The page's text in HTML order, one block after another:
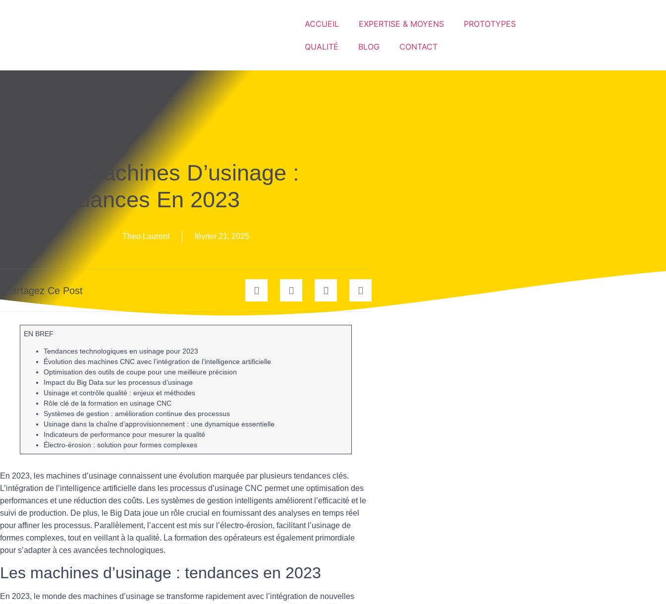
ACCUEIL EXPERTISE & MOYENS PROTOTYPES
QUALITÉ BLOG CONTACT
Les Machines D’usinage :
Tendances En 2023
Theo Laurent février 21, 2025
Partagez Ce Post
EN BREF
Tendances technologiques en usinage pour 2023
Évolution des machines CNC avec l’intégration de l’intelligence artificielle
Optimisation des outils de coupe pour une meilleure précision
Impact du Big Data sur les processus d’usinage
Usinage et contrôle qualité : enjeux et méthodes
Rôle clé de la formation en usinage CNC
Systèmes de gestion : amélioration continue des processus
Usinage dans la chaîne d’approvisionnement : une dynamique essentielle
Indicateurs de performance pour mesurer la qualité
Électro-érosion : solution pour formes complexes
En 2023, les machines d’usinage connaissent une évolution marquée par plusieurs tendances clés.
L’intégration de l’intelligence artificielle dans les processus d’usinage CNC permet une optimisation des
performances et une réduction des coûts. Les systèmes de gestion intelligents améliorent l’efficacité et le
suivi de production. De plus, le Big Data joue un rôle crucial en fournissant des analyses en temps réel
pour affiner les processus. Parallèlement, l’accent est mis sur l’électro-érosion, facilitant l’usinage de
formes complexes, tout en veillant à la qualité. La formation des opérateurs est également primordiale
pour s’adapter à ces avancées technologiques.
Les machines d’usinage : tendances en 2023
En 2023, le monde des machines d’usinage se transforme rapidement avec l’intégration de nouvelles